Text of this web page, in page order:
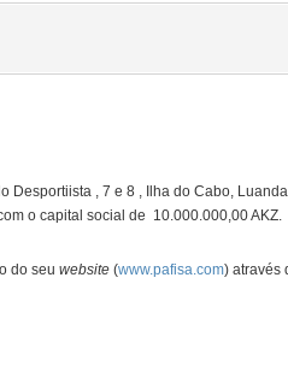
Desportiista , 7 e 8 , Ilha do Cabo,
o capital social de 10.000.000,00 AKZ.
do seu website (www.pafisa.com) através